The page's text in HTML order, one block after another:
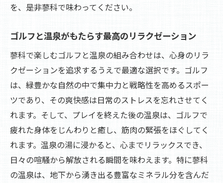
を、是非蓼科で味わってください。
ゴルフと温泉がもたらす最高のリラクゼーション
蓼科で楽しむゴルフと温泉の組み合わせは、心身のリラ
クゼーションを追求するうえで最適な選択です。ゴルフ
は、緑豊かな自然の中で集中力と戦略性を高めるスポー
ツであり、その爽快感は日常のストレスを忘れさせてく
れます。そして、プレイを終えた後の温泉は、ゴルフで
疲れた身体をじんわりと癒し、筋肉の緊張をほぐしてく
れます。温泉の湯に浸かると、心までリラックスでき、
日々の喧騒から解放される瞬間を味わえます。特に蓼科
の温泉は、地下から湧き出る豊富なミネラル分を含んだ